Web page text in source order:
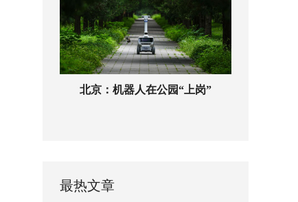
北京：机器人在公园“上岗”
最热文章